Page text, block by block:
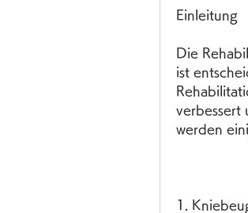
Einleitung
Die
ist
verbessert
werden
1.